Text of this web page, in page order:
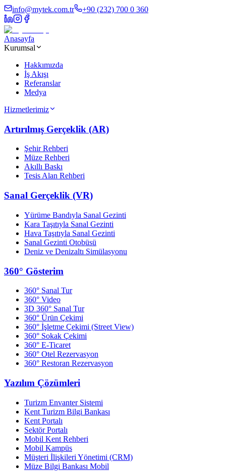
info@mytek.com.tr +90 (232) 700 0 360
Anasayfa
Kurumsal
Hakkımızda
İş Akışı
Referanslar
Medya
Hizmetlerimiz
Artırılmış Gerçeklik (AR)
Şehir Rehberi
Müze Rehberi
Akıllı Baskı
Tesis Alan Rehberi
Sanal Gerçeklik (VR)
Yürüme Bandıyla Sanal Gezinti
Kara Taşıtıyla Sanal Gezinti
Hava Taşıtıyla Sanal Gezinti
Sanal Gezinti Otobüsü
Deniz ve Denizaltı Simülasyonu
360° Gösterim
360° Sanal Tur
360° Video
3D 360° Sanal Tur
360° Ürün Çekimi
360° İşletme Çekimi (Street View)
360° Sokak Çekimi
360° E-Ticaret
360° Otel Rezervasyon
360° Restoran Rezervasyon
Yazılım Çözümleri
Turizm Envanter Sistemi
Kent Turizm Bilgi Bankası
Kent Portalı
Sektör Portalı
Mobil Kent Rehberi
Mobil Kampüs
Müşteri İlişkileri Yönetimi (CRM)
Müze Bilgi Bankası Mobil